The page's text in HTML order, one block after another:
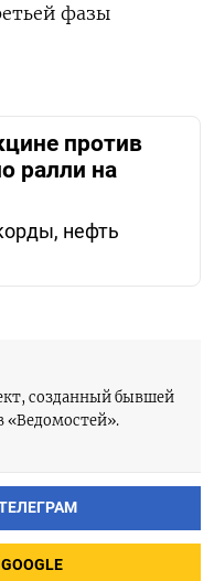
фазы
против
ралли на
нефть
созданный бывшей
«Ведомостей».